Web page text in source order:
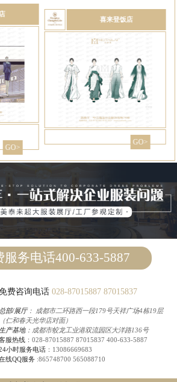
GO>
喜来登饭店
GO>
务电话400-633-5887
费咨询电话 028-87015887 87015837
总部/展厅： 成都市二环路西一段179号天祥广场4栋19层
（仁和春天光华店对面）
生产基地：成都市蛟龙工业港双流园区大洋路136号
服热线： 028-87015887 87015837 400-633-5887
小时服务电话： 13086669683
线QQ服务:865748700 565088710